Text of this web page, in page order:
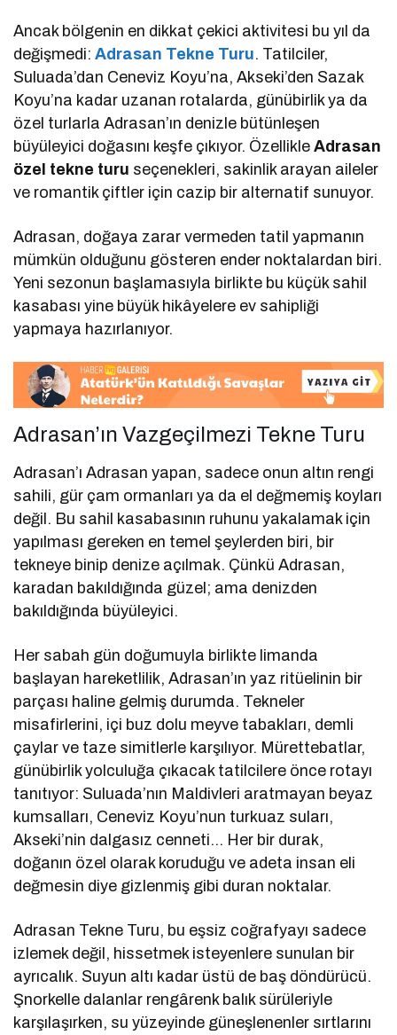
Ancak bölgenin en dikkat çekici aktivitesi bu yıl da
değişmedi:Adrasan Tekne Turu. Tatilciler,
Suluada’dan Ceneviz Koyu’na, Akseki’den Sazak
Koyu’na kadar uzanan rotalarda, günübirlik ya da
özel turlarla Adrasan’ın denizle bütünleşen
büyüleyici doğasını keşfe çıkıyor. ÖzellikleAdrasan
özel tekne turu seçenekleri, sakinlik arayan aileler
ve romantik çiftler için cazip bir alternatif sunuyor.
Adrasan, doğaya zarar vermeden tatil yapmanın
mümkün olduğunu gösteren ender noktalardan biri.
Yeni sezonun başlamasıyla birlikte bu küçük sahil
kasabası yine büyük hikâyelere ev sahipliği
yapmaya hazırlanıyor.
Adrasan’ın Vazgeçilmezi Tekne Turu
Adrasan’ı Adrasan yapan, sadece onun altın rengi
sahili, gür çam ormanları ya da el değmemiş koyları
değil. Bu sahil kasabasının ruhunu yakalamak için
yapılması gereken en temel şeylerden biri, bir
tekneye binip denize açılmak. Çünkü Adrasan,
karadan bakıldığında güzel; ama denizden
bakıldığında büyüleyici.
Her sabah gün doğumuyla birlikte limanda
başlayan hareketlilik, Adrasan’ın yaz ritüelinin bir
parçası haline gelmiş durumda. Tekneler
misafirlerini, içi buz dolu meyve tabakları, demli
çaylar ve taze simitlerle karşılıyor. Mürettebatlar,
günübirlik yolculuğa çıkacak tatilcilere önce rotayı
tanıtıyor: Suluada’nın Maldivleri aratmayan beyaz
kumsalları, Ceneviz Koyu’nun turkuaz suları,
Akseki’nin dalgasız cenneti… Her bir durak,
doğanın özel olarak koruduğu ve adeta insan eli
değmesin diye gizlenmiş gibi duran noktalar.
Adrasan Tekne Turu, bu eşsiz coğrafyayı sadece
izlemek değil, hissetmek isteyenlere sunulan bir
ayrıcalık. Suyun altı kadar üstü de baş döndürücü.
Şnorkelle dalanlar rengârenk balık sürüleriyle
karşılaşırken, su yüzeyinde güneşlenenler sırtlarını